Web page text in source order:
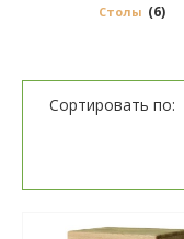
Столы (6)
Сортировать по: